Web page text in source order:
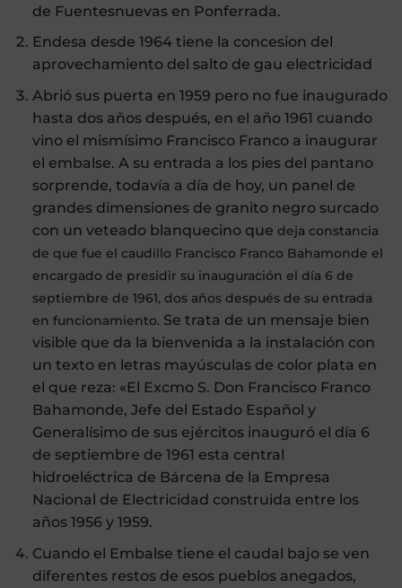
de Fuentesnuevas en Ponferrada.
Endesa desde 1964 tiene la concesion del
aprovechamiento del salto de gau electricidad
Abrió sus puerta en 1959 pero nofue inaugurado
hasta dos años después, en el año 1961 cuando
vino el mismísimo Francisco Franco a inaugurar
el embalse. A su entrada a los pies del pantano
sorprende, todavía a día de hoy, un panel de
grandes dimensiones de granito negro surcado
con un veteado blanquecino que deja constancia
de que fue el caudillo Francisco Franco Bahamonde el
encargado de presidir su inauguración el día 6 de
septiembre de 1961, dos años después de su entrada
en funcionamiento. Se trata de un mensaje bien
visible que da la bienvenida a la instalación con
un texto en letras mayúsculas de color plata en
el que reza: «El Excmo S. Don Francisco Franco
Bahamonde, Jefe del Estado Español y
Generalísimo de sus ejércitos inauguró el día 6
de septiembre de 1961 esta central
hidroeléctrica de Bárcena de la Empresa
Nacional de Electricidad construida entre los
años 1956 y 1959.
Cuando el Embalse tiene el caudal bajo se ven
diferentes restos de esos pueblos anegados,